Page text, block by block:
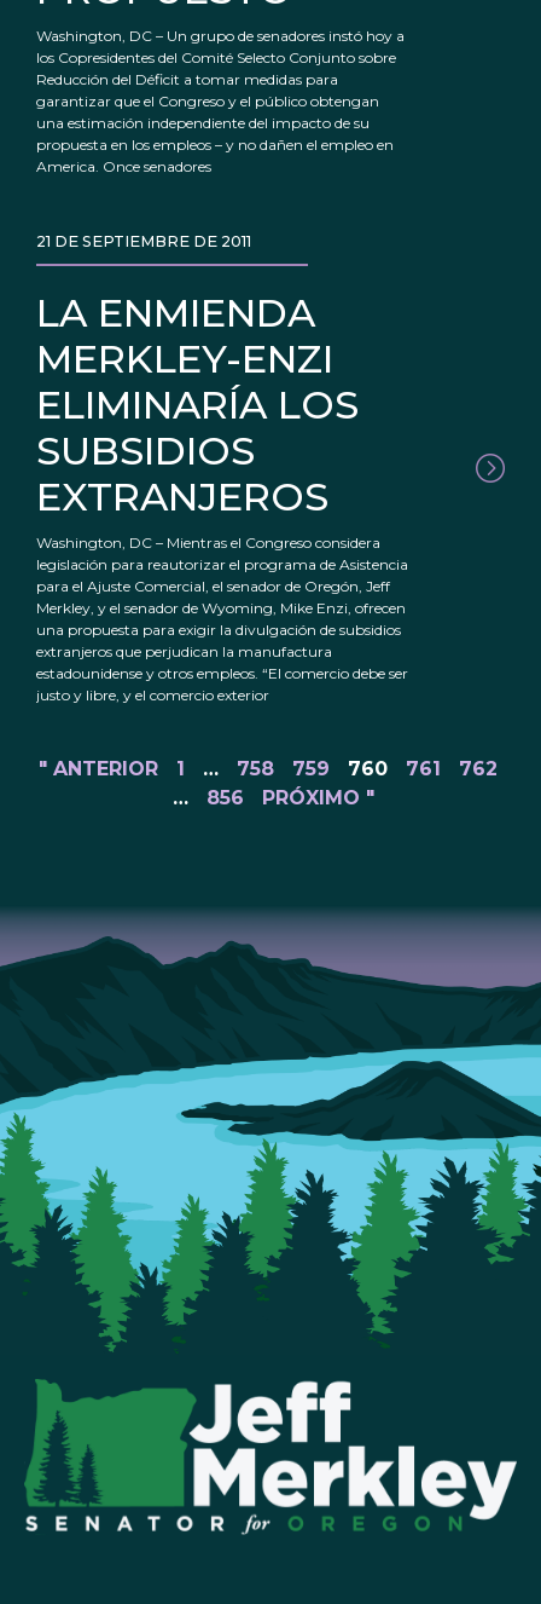
Washington, DC – Un grupo de senadores instó hoy a
los Copresidentes del Comité Selecto Conjunto sobre
Reducción del Déficit a tomar medidas para
garantizar que el Congreso y el público obtengan
una estimación independiente del impacto de su
propuesta en los empleos – y no dañen el empleo en
America. Once senadores
LA ENMIENDA
MERKLEY-ENZI
ELIMINARÍA LOS
SUBSIDIOS
EXTRANJEROS
21 DE SEPTIEMBRE DE 2011
Washington, DC – Mientras el Congreso considera
legislación para reautorizar el programa de Asistencia
para el Ajuste Comercial, el senador de Oregón, Jeff
Merkley, y el senador de Wyoming, Mike Enzi, ofrecen
una propuesta para exigir la divulgación de subsidios
extranjeros que perjudican la manufactura
estadounidense y otros empleos. “El comercio debe ser
justo y libre, y el comercio exterior
" ANTERIOR 1 … 758 759 760 761
762
…
856 PRÓXIMO "